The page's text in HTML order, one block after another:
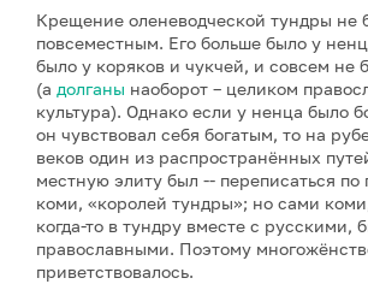
Крещение оленеводческой тундры не
повсеместным. Его больше было у
было у коряков и чукчей, и совсем не
(а долганы наоборот – целиком
культура). Однако если у ненца было
он чувствовал себя богатым, то на
веков один из распространённых
местную элиту был -- переписаться по
коми, «королей тундры»; но сами
когда-то в тундру вместе с русскими,
православными. Поэтому
приветствовалось.